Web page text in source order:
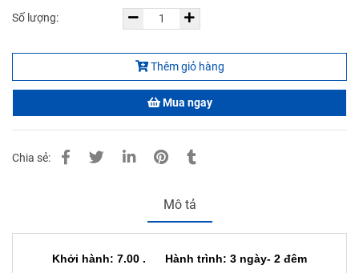
Số lượng:
Thêm giỏ hàng
Mua ngay
Chia sẻ:
Mô tả
Khởi hành: 7.00 . Hành trình: 3 ngày- 2 đêm